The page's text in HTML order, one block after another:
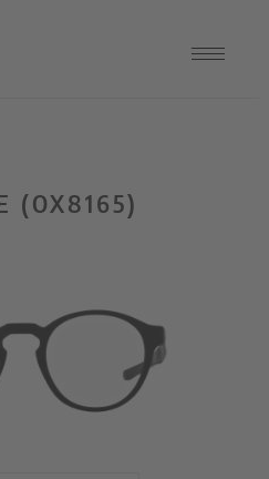
(OX8165)